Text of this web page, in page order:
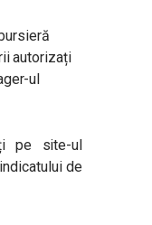
autorizați
ul
pe site-ul
de